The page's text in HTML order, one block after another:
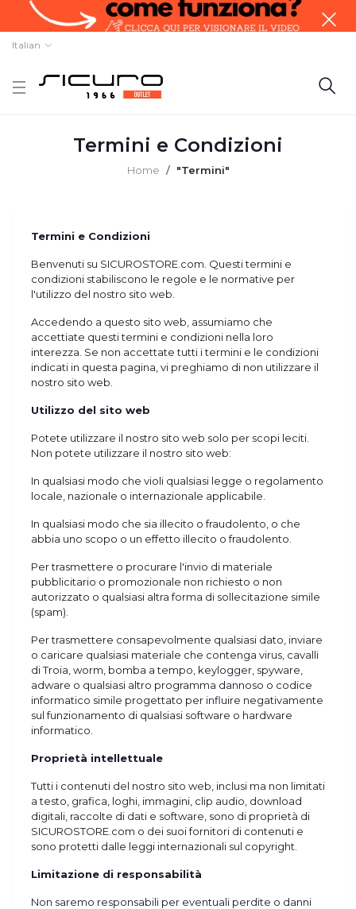
Italian
Termini e Condizioni
Home "Termini"
Termini e Condizioni
Benvenuti su SICUROSTORE.com. Questi termini e
condizioni stabiliscono le regole e le normative per
l'utilizzo del nostro sito web.
Accedendo a questo sito web, assumiamo che
accettiate questi termini e condizioni nella loro
interezza. Se non accettate tutti i termini e le condizioni
indicati in questa pagina, vi preghiamo di non utilizzare il
nostro sito web.
Utilizzo del sito web
Potete utilizzare il nostro sito web solo per scopi leciti.
Non potete utilizzare il nostro sito web:
In qualsiasi modo che violi qualsiasi legge o regolamento
locale, nazionale o internazionale applicabile.
In qualsiasi modo che sia illecito o fraudolento, o che
abbia uno scopo o un effetto illecito o fraudolento.
Per trasmettere o procurare l'invio di materiale
pubblicitario o promozionale non richiesto o non
autorizzato o qualsiasi altra forma di sollecitazione simile
(spam).
Per trasmettere consapevolmente qualsiasi dato, inviare
o caricare qualsiasi materiale che contenga virus, cavalli
di Troia, worm, bomba a tempo, keylogger, spyware,
adware o qualsiasi altro programma dannoso o codice
informatico simile progettato per influire negativamente
sul funzionamento di qualsiasi software o hardware
informatico.
Proprietà intellettuale
Tutti i contenuti del nostro sito web, inclusi ma non limitati
a testo, grafica, loghi, immagini, clip audio, download
digitali, raccolte di dati e software, sono di proprietà di
SICUROSTORE.com o dei suoi fornitori di contenuti e
sono protetti dalle leggi internazionali sul copyright.
Limitazione di responsabilità
Non saremo responsabili per eventuali perdite o danni